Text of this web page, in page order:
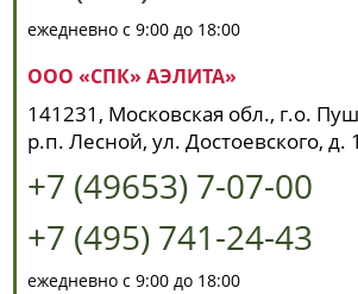
ежедневно с 9:00 до 18:00
ООО «СПК» АЭЛИТА»
141231, Московская обл., г.о.
р.п. Лесной, ул. Достоевского, д.
+7 (49653) 7-07-00
+7 (495) 741-24-43
ежедневно с 9:00 до 18:00